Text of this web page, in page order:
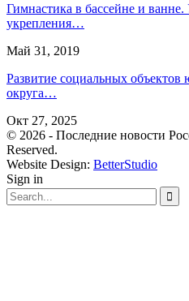
Гимнастика в бассейне и
укрепления…
Май 31, 2019
Развитие социальных
округа…
Окт 27, 2025
© 2026 - Последние новости
Reserved.
Website Design: BetterStudio
Sign in